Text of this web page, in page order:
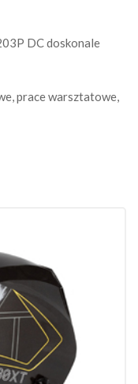
DC doskonale
prace warsztatowe,